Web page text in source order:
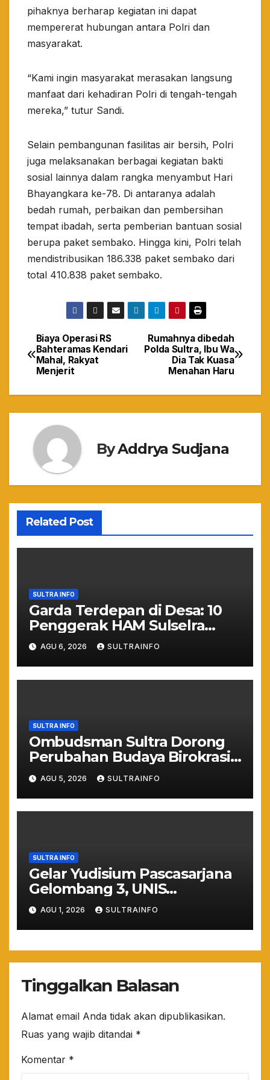
pihaknya berharap kegiatan ini dapat
mempererat hubungan antara Polri dan
masyarakat.
“Kami ingin masyarakat merasakan langsung
manfaat dari kehadiran Polri di tengah-tengah
mereka,” tutur Sandi.
Selain pembangunan fasilitas air bersih, Polri
juga melaksanakan berbagai kegiatan bakti
sosial lainnya dalam rangka menyambut Hari
Bhayangkara ke-78. Di antaranya adalah
bedah rumah, perbaikan dan pembersihan
tempat ibadah, serta pemberian bantuan sosial
berupa paket sembako. Hingga kini, Polri telah
mendistribusikan 186.338 paket sembako dari
total 410.838 paket sembako.
Navigasi
pos
Rumahnya dibedah
Polda Sultra, Ibu Wa
Dia Tak Kuasa
Menahan Haru
Biaya Operasi RS
Bahteramas Kendari
Mahal, Rakyat
Menjerit
ByAddrya Sudjana
Related Post
SULTRA INFO
Garda Terdepan di Desa: 10
Penggerak HAM Sulselra
Resmi Bertugas Mengawal
Asta Cita Prabowo
AGU 6, 2026 SULTRAINFO
SULTRA INFO
Ombudsman Sultra Dorong
Perubahan Budaya Birokrasi
Lewat Penilaian
Maladministrasi 2026
AGU 5, 2026 SULTRAINFO
SULTRA INFO
Gelar Yudisium Pascasarjana
Gelombang 3, UNIS
Tangerang Cetak 243
Magister Berdaya Saing
Global dari Pelosok Negeri
hingga Mancanegara
AGU 1, 2026 SULTRAINFO
Tinggalkan Balasan
Alamat email Anda tidak akan dipublikasikan.
Ruas yang wajib ditandai *
Komentar *